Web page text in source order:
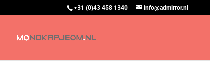
+31 (0)43 458 1340 info@admirror.nl